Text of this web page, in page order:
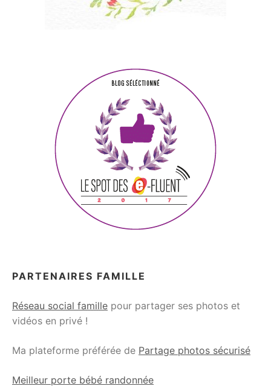
PARTENAIRES FAMILLE
Réseau social famille pour partager ses photos et
vidéos en privé !
Ma plateforme préférée de Partage photos sécurisé
Meilleur porte bébé randonnée